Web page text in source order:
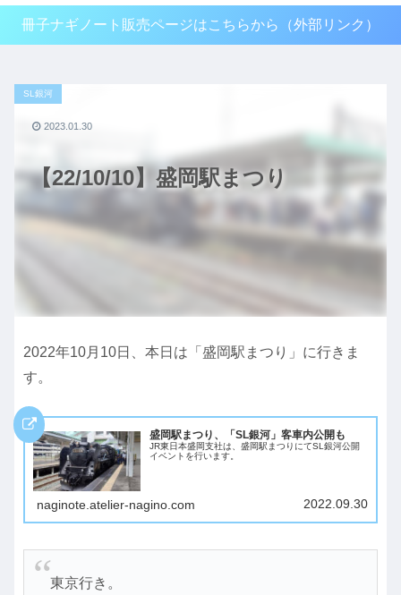
冊子ナギノート販売ページはこちらから（外部リンク）
【22/10/10】盛岡駅まつり
SL銀河
2023.01.30
2022年10月10日、本日は「盛岡駅まつり」に行きま
す。
盛岡駅まつり、「SL銀河」客車内公開も
JR東日本盛岡支社は、盛岡駅まつりにてSL銀河公開
イベントを行います。
naginote.atelier-nagino.com 2022.09.30
東京行き。